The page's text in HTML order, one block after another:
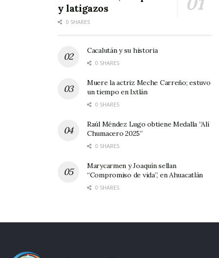
río Acaponetay latigazos
0 SHARES
Cacalután y su historia
0 SHARES
Muere la actriz Meche Carreño; estuvo
un tiempo en Ixtlán
0 SHARES
Raúl Méndez Lugo obtiene Medalla “Alí
Chumacero 2025”
0 SHARES
Marycarmen y Joaquín sellan
“Compromiso de vida”, en Ahuacatlán
0 SHARES